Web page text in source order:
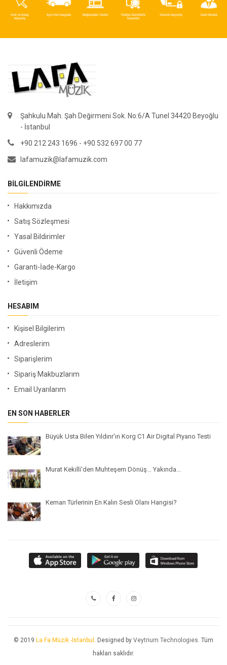
Şahkulu Mah. Şah Değirmeni Sok. No:6/A Tunel 34420 Beyoğlu
- İstanbul
+90 212 243 1696 - +90 532 697 00 77
lafamuzik@lafamuzik.com
BILGILENDIRME
Hakkımızda
Satış Sözleşmesi
Yasal Bildirimler
Güvenli Ödeme
Garanti-İade-Kargo
İletişim
HESABIM
Kişisel Bilgilerim
Adreslerim
Siparişlerim
Sipariş Makbuzlarım
Email Uyarılarım
EN SON HABERLER
Büyük Usta Bilen Yıldırır'ın Korg C1 Air Digital Piyano Testi
Murat Kekilli'den Muhteşem Dönüş... Yakında...
Keman Türlerinin En Kalın Sesli Olanı Hangisi?
© 2019 La Fa Müzik -İstanbul . Designed by Veytrium Technologies. Tüm
hakları saklıdır.